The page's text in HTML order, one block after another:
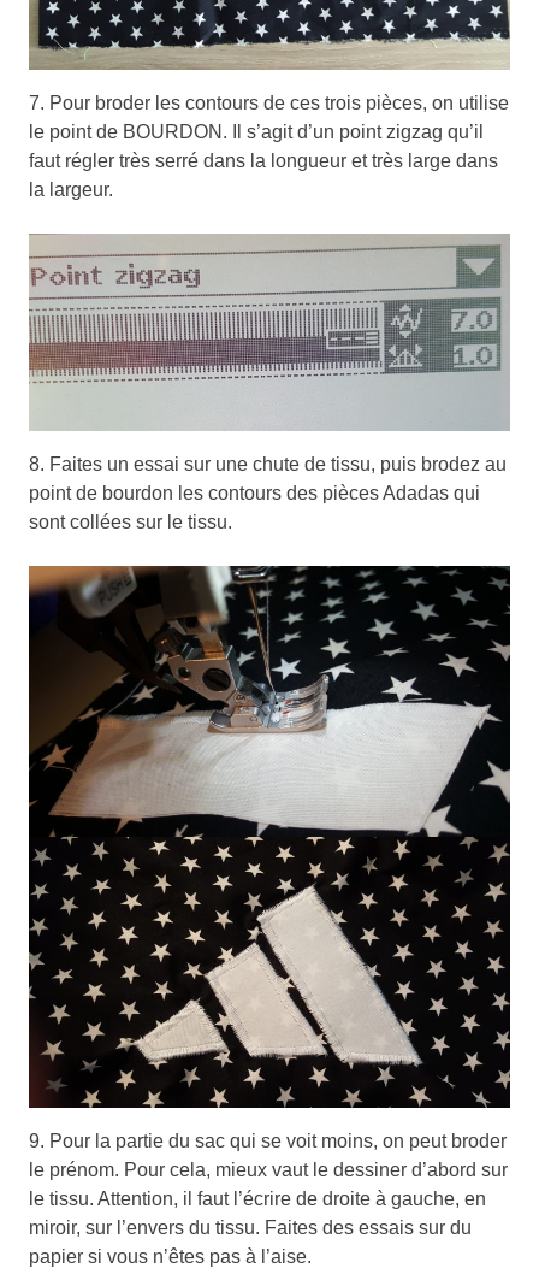
7. Pour broder les contours de ces trois pièces, on utilise
le point de BOURDON. Il s’agit d’un point zigzag qu’il
faut régler très serré dans la longueur et très large dans
la largeur.
8. Faites un essai sur une chute de tissu, puis brodez au
point de bourdon les contours des pièces Adadas qui
sont collées sur le tissu.
9. Pour la partie du sac qui se voit moins, on peut broder
le prénom. Pour cela, mieux vaut le dessiner d’abord sur
le tissu. Attention, il faut l’écrire de droite à gauche, en
miroir, sur l’envers du tissu. Faites des essais sur du
papier si vous n’êtes pas à l’aise.